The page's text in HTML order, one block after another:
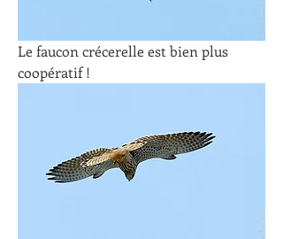
Le faucon crécerelle est bien plus
coopératif !